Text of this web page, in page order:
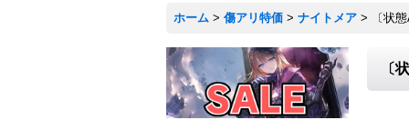
ホーム > 傷アリ特価 > ナイトメア > 〔状
〔